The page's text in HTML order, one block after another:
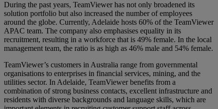
During the past years, TeamViewer has not only broadened its
solution portfolio but also increased the number of employees
around the globe. Currently, Adelaide hosts 60% of the TeamViewer
APAC team. The company also emphasises equality in its
recruitment, resulting in a workforce that is 49% female. In the local
management team, the ratio is as high as 46% male and 54% female.
TeamViewer’s customers in Australia range from governmental
organisations to enterprises in financial services, mining, and the
utilities sector. In Adelaide, TeamViewer benefits from a
combination of strong business contacts, excellent infrastructure and
residents with diverse backgrounds and language skills, which are